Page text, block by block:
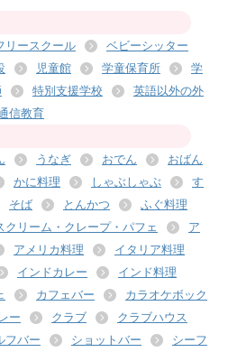
リースクール
ベビーシッター
児童館 学童保育所
学
特別支援学校
英語以外の外
信教育
うなぎ おでん
おばん
かに料理 しゃぶしゃぶ
す
そば とんかつ
ふぐ料理
クリーム・クレープ・パフェ
ア
アメリカ料理
イタリア料理
インドカレー
インド料理
カフェバー
カラオケボック
ー クラブ
クラブハウス
フバー ショットバー
シーフ